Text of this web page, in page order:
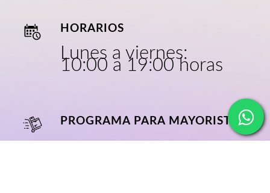
HORARIOS
Lunes a viernes:
10:00 a 19:00 horas
PROGRAMA PARA MAYORISTAS